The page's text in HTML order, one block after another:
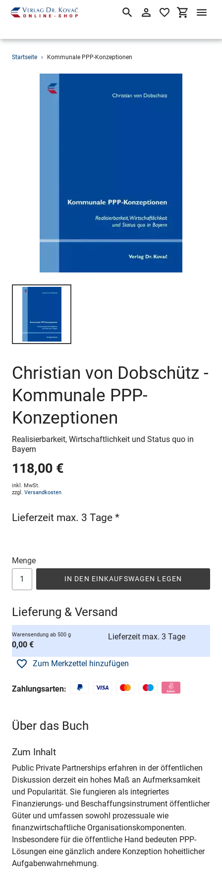
Direkt
SuchenEinloggen
Startseite › Kommunale PPP-Konzeptionen
Christian von Dobschütz -
Kommunale PPP-
Konzeptionen
Realisierbarkeit, Wirtschaftlichkeit und Status quo in
Bayern
118,00 €
inkl. MwSt.
zzgl. Versandkosten
Lieferzeit max. 3 Tage *
Menge
IN DEN EINKAUFSWAGEN LEGEN
Lieferung & Versand
Warensendung ab 500 g
0,00 €
Lieferzeit max. 3 Tage
Zum Merkzettel hinzufügen
Zahlungsarten:
Über das Buch
Zum Inhalt
Public Private Partnerships erfahren in der öffentlichen
Diskussion derzeit ein hohes Maß an Aufmerksamkeit
und Popularität. Sie fungieren als integriertes
Finanzierungs- und Beschaffungsinstrument öffentlicher
Güter und umfassen sowohl prozessuale wie
finanzwirtschaftliche Organisationskomponenten.
Insbesondere für die öffentliche Hand bedeuten PPP-
Lösungen eine gänzlich andere Konzeption hoheitlicher
Aufgabenwahrnehmung.